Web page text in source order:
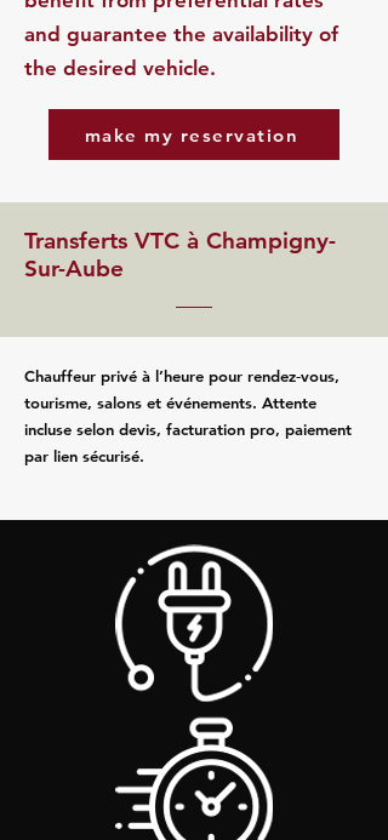
and guarantee the availability of
the desired vehicle.
make my reservation
Transferts VTC à Champigny-
Sur-Aube
Chauffeur privé à l’heure pour rendez‑vous,
tourisme, salons et événements. Attente
incluse selon devis, facturation pro, paiement
par lien sécurisé.